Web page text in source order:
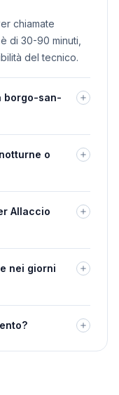
chiamate
di 30-90 minuti,
del tecnico.
borgo-san-
o
Allaccio
nei giorni